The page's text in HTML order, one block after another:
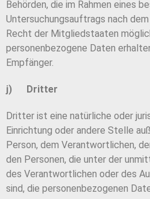
Behörden, die im Rahmen eines
Untersuchungsauftrags nach
Recht der Mitgliedstaaten
personenbezogene Daten
Empfänger.
j) Dritter
Dritter ist eine natürliche oder
Einrichtung oder andere Stelle
Person, dem Verantwortlichen,
den Personen, die unter der
des Verantwortlichen oder des
sind, die personenbezogenen